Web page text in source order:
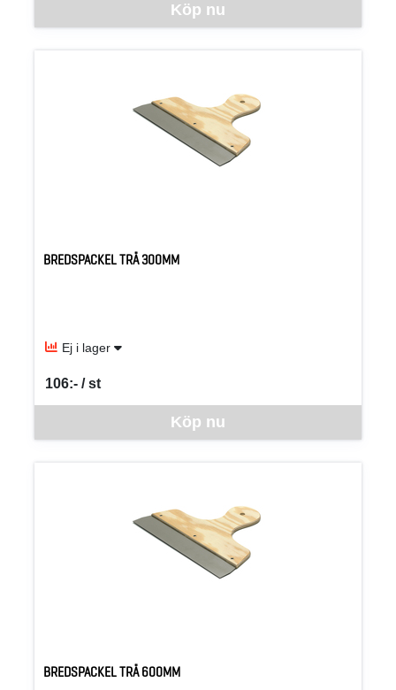
Köp nu
BREDSPACKEL TRÄ 300MM
Ej i lager
Köp nu
106:- / st
SEK per ST
BREDSPACKEL TRÄ 600MM